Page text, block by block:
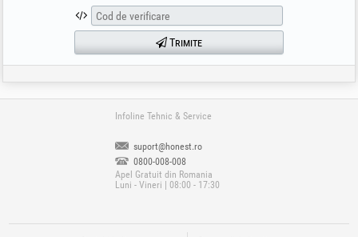
Trimite
Infoline Tehnic & Service
suport@honest.ro
0800-008-008
Apel Gratuit din Romania
Luni - Vineri | 08:00 - 17:30